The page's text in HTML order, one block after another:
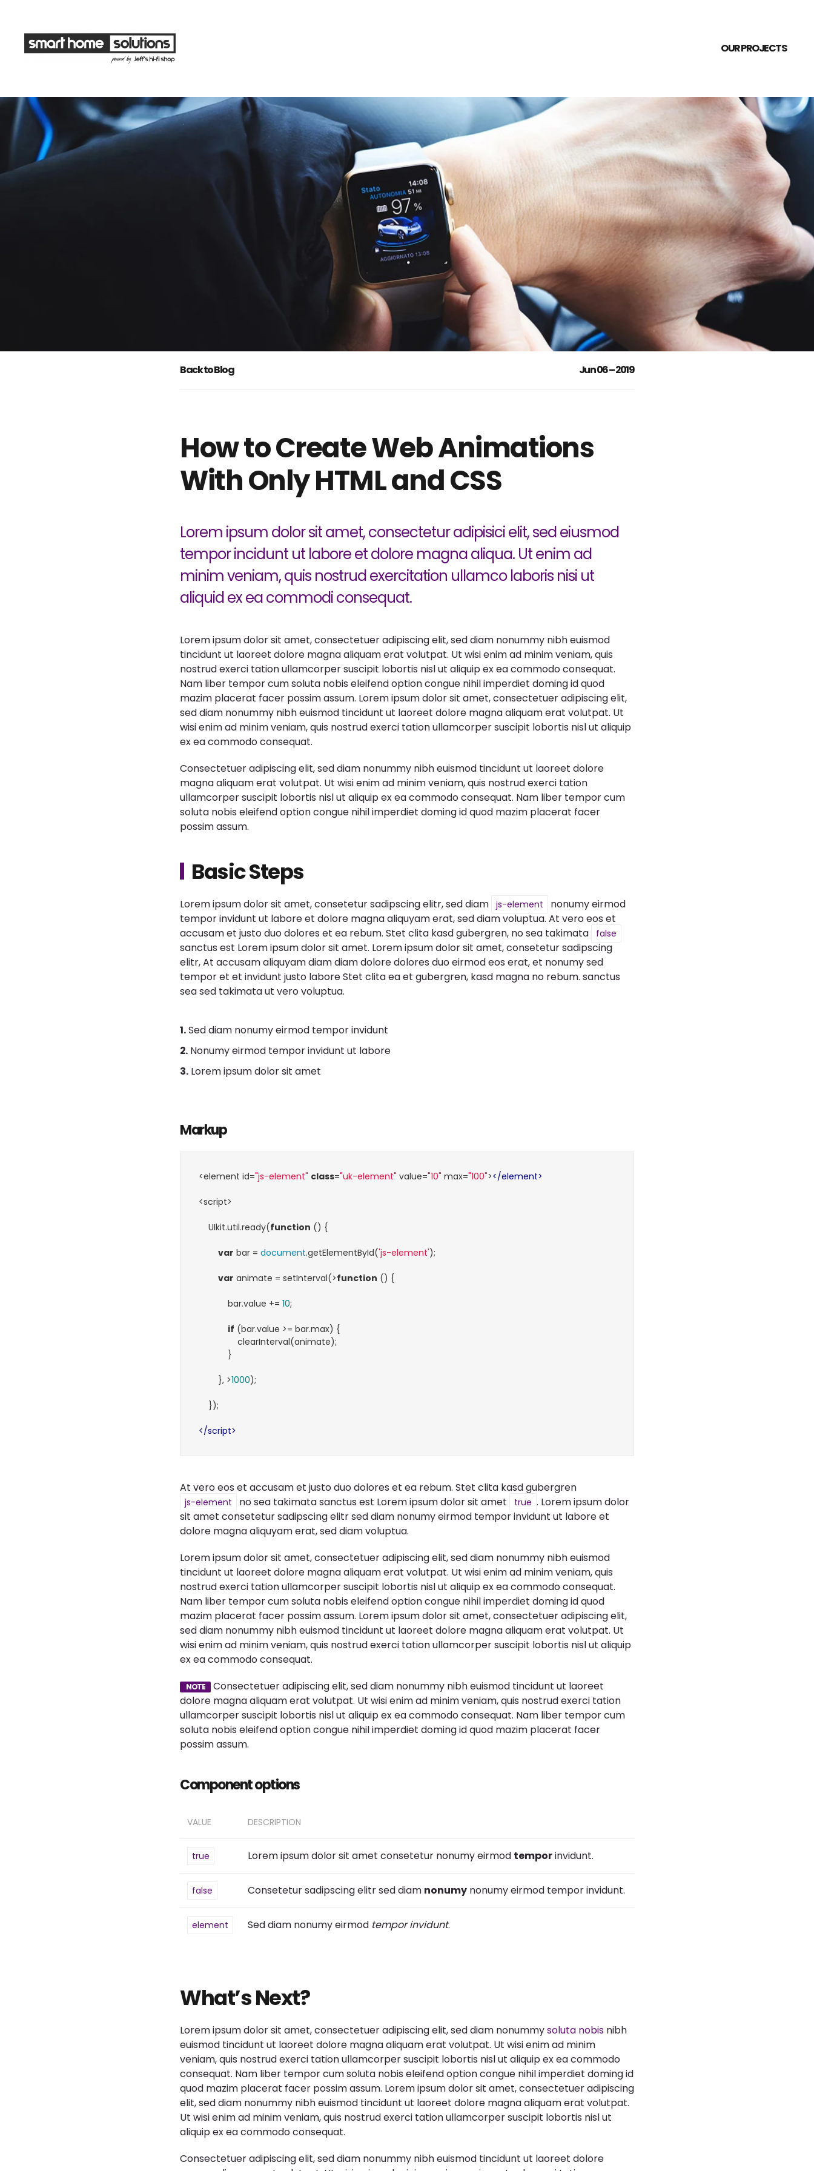
OUR PROJECTS
Back to Blog Jun 06 – 2019
How to Create Web Animations
With Only HTML and CSS
Lorem ipsum dolor sit amet, consectetur adipisici elit, sed eiusmod
tempor incidunt ut labore et dolore magna aliqua. Ut enim ad
minim veniam, quis nostrud exercitation ullamco laboris nisi ut
aliquid ex ea commodi consequat.
Lorem ipsum dolor sit amet, consectetuer adipiscing elit, sed diam nonummy nibh euismod
tincidunt ut laoreet dolore magna aliquam erat volutpat. Ut wisi enim ad minim veniam, quis
nostrud exerci tation ullamcorper suscipit lobortis nisl ut aliquip ex ea commodo consequat.
Nam liber tempor cum soluta nobis eleifend option congue nihil imperdiet doming id quod
mazim placerat facer possim assum. Lorem ipsum dolor sit amet, consectetuer adipiscing elit,
sed diam nonummy nibh euismod tincidunt ut laoreet dolore magna aliquam erat volutpat. Ut
wisi enim ad minim veniam, quis nostrud exerci tation ullamcorper suscipit lobortis nisl ut aliquip
ex ea commodo consequat.
Consectetuer adipiscing elit, sed diam nonummy nibh euismod tincidunt ut laoreet dolore
magna aliquam erat volutpat. Ut wisi enim ad minim veniam, quis nostrud exerci tation
ullamcorper suscipit lobortis nisl ut aliquip ex ea commodo consequat. Nam liber tempor cum
soluta nobis eleifend option congue nihil imperdiet doming id quod mazim placerat facer
possim assum.
Basic Steps
Lorem ipsum dolor sit amet, consetetur sadipscing elitr, sed diam js-element
nonumy eirmod
tempor invidunt ut labore et dolore magna aliquyam erat, sed diam voluptua. At vero eos et
accusam et justo duo dolores et ea rebum. Stet clita kasd gubergren, no sea takimata
false
sanctus est Lorem ipsum dolor sit amet. Lorem ipsum dolor sit amet, consetetur sadipscing
elitr, At accusam aliquyam diam diam dolore dolores duo eirmod eos erat, et nonumy sed
tempor et et invidunt justo labore Stet clita ea et gubergren, kasd magna no rebum. sanctus
sea sed takimata ut vero voluptua.
1.Sed diam nonumy eirmod tempor invidunt
2. Nonumy eirmod tempor invidunt ut labore
3. Lorem ipsum dolor sit amet
Markup
<element id="js-element" class="uk-element" value="10" max="100"></element>
<script>
    UIkit.util.ready(
function () {
var bar = document.getElementById('js-element');
var animate = setInterval(>function () {
            bar.value +=
10;
if (bar.value >= bar.max) {
                clearInterval(animate);
            }
        }, >
1000);
    });
</script>
At vero eos et accusam et justo duo dolores et ea rebum. Stet clita kasd gubergren
js-element no sea takimata sanctus est Lorem ipsum dolor sit amet true . Lorem ipsum dolor
sit amet consetetur sadipscing elitr sed diam nonumy eirmod tempor invidunt ut labore et
dolore magna aliquyam erat, sed diam voluptua.
Lorem ipsum dolor sit amet, consectetuer adipiscing elit, sed diam nonummy nibh euismod
tincidunt ut laoreet dolore magna aliquam erat volutpat. Ut wisi enim ad minim veniam, quis
nostrud exerci tation ullamcorper suscipit lobortis nisl ut aliquip ex ea commodo consequat.
Nam liber tempor cum soluta nobis eleifend option congue nihil imperdiet doming id quod
mazim placerat facer possim assum. Lorem ipsum dolor sit amet, consectetuer adipiscing elit,
sed diam nonummy nibh euismod tincidunt ut laoreet dolore magna aliquam erat volutpat. Ut
wisi enim ad minim veniam, quis nostrud exerci tation ullamcorper suscipit lobortis nisl ut aliquip
ex ea commodo consequat.
NOTE
Consectetuer adipiscing elit, sed diam nonummy nibh euismod tincidunt ut laoreet
dolore magna aliquam erat volutpat. Ut wisi enim ad minim veniam, quis nostrud exerci tation
ullamcorper suscipit lobortis nisl ut aliquip ex ea commodo consequat. Nam liber tempor cum
soluta nobis eleifend option congue nihil imperdiet doming id quod mazim placerat facer
possim assum.
Component options
VALUE DESCRIPTION
true Lorem ipsum dolor sit amet consetetur nonumy eirmod temporinvidunt.
false Consetetur sadipscing elitr sed diam nonumy nonumy eirmod tempor invidunt.
element Sed diam nonumy eirmod tempor invidunt.
What’s Next?
Lorem ipsum dolor sit amet, consectetuer adipiscing elit, sed diam nonummysoluta nobis nibh
euismod tincidunt ut laoreet dolore magna aliquam erat volutpat. Ut wisi enim ad minim
veniam, quis nostrud exerci tation ullamcorper suscipit lobortis nisl ut aliquip ex ea commodo
consequat. Nam liber tempor cum soluta nobis eleifend option congue nihil imperdiet doming id
quod mazim placerat facer possim assum. Lorem ipsum dolor sit amet, consectetuer adipiscing
elit, sed diam nonummy nibh euismod tincidunt ut laoreet dolore magna aliquam erat volutpat.
Ut wisi enim ad minim veniam, quis nostrud exerci tation ullamcorper suscipit lobortis nisl ut
aliquip ex ea commodo consequat.
Consectetuer adipiscing elit, sed diam nonummy nibh euismod tincidunt ut laoreet dolore